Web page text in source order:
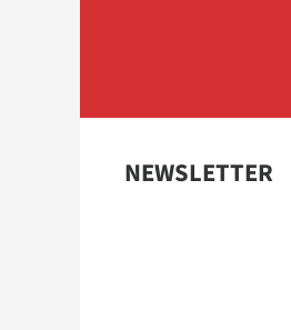
NEWSLETTER